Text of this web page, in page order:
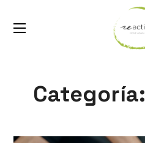
Categoría: